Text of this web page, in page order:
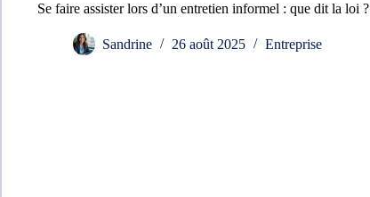
Se faire assister lors d’un entretien informel : que dit la loi ?
Sandrine 26 août 2025 Entreprise